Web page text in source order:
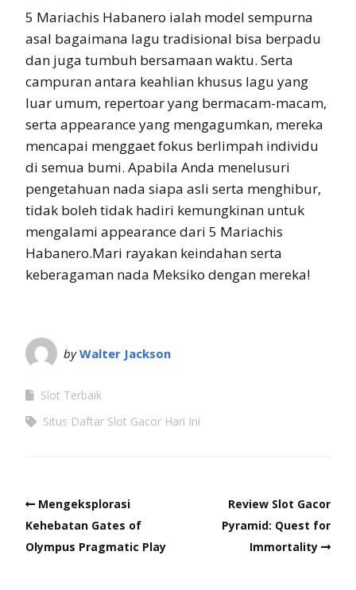
5 Mariachis Habanero ialah model sempurna
asal bagaimana lagu tradisional bisa berpadu
dan juga tumbuh bersamaan waktu. Serta
campuran antara keahlian khusus lagu yang
luar umum, repertoar yang bermacam-macam,
serta appearance yang mengagumkan, mereka
mencapai menggaet fokus berlimpah individu
di semua bumi. Apabila Anda menelusuri
pengetahuan nada siapa asli serta menghibur,
tidak boleh tidak hadiri kemungkinan untuk
mengalami appearance dari 5 Mariachis
Habanero.Mari rayakan keindahan serta
keberagaman nada Meksiko dengan mereka!
byWalter Jackson
Slot Terbaik
Situs Daftar Slot Gacor Hari Ini
Mengeksplorasi
Kehebatan Gates of
Olympus Pragmatic Play
Review Slot Gacor
Pyramid: Quest for
Immortality